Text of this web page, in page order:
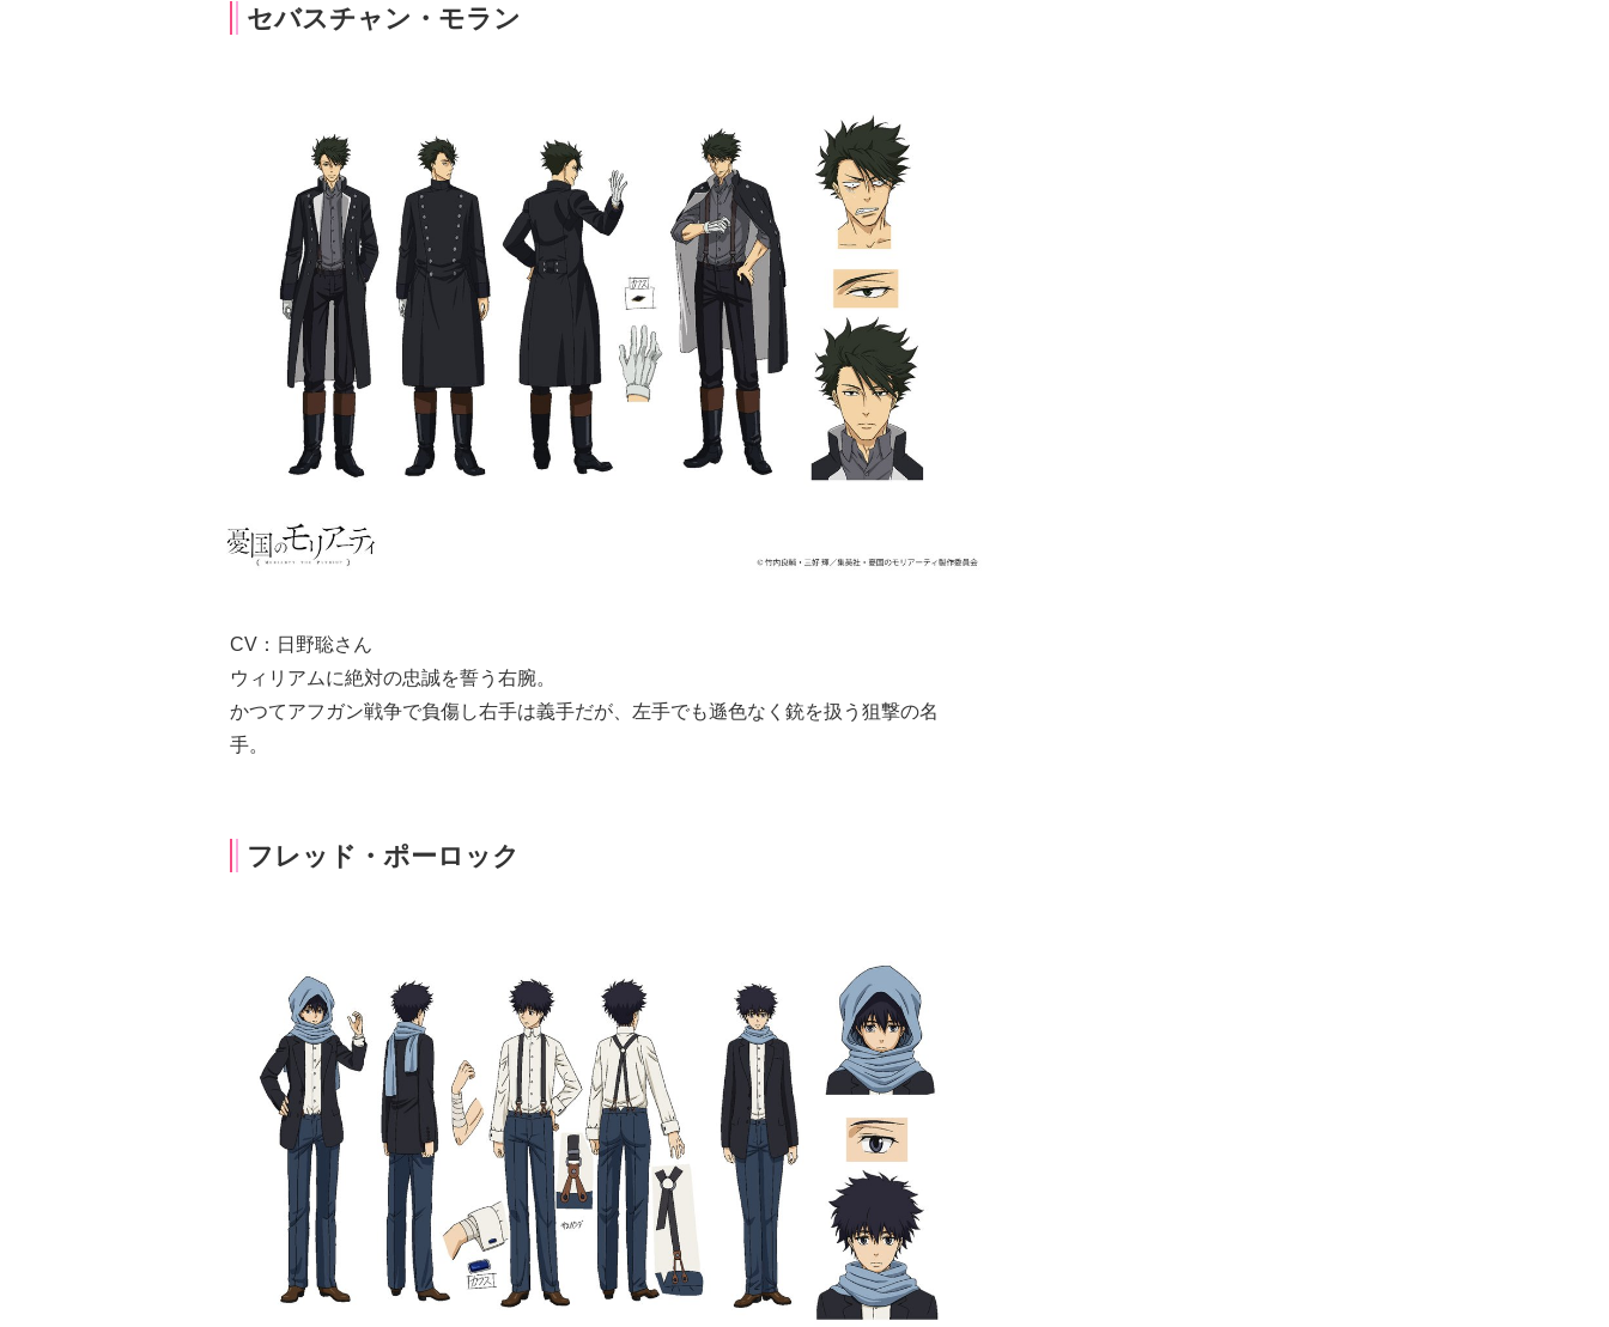
セバスチャン・モラン
CV：日野聡さん
ウィリアムに絶対の忠誠を誓う右腕。
かつてアフガン戦争で負傷し右手は義手だが、左手でも遜色なく銃を扱う狙撃の名
手。
フレッド・ポーロック